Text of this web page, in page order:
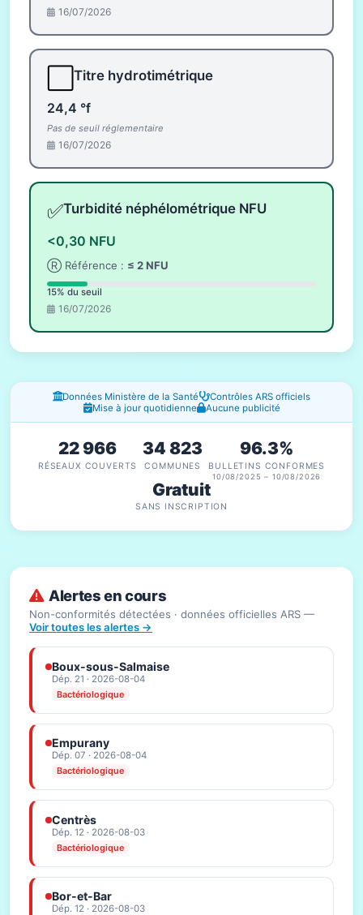
16/07/2026
Titre hydrotimétrique
24,4 °f
Pas de seuil réglementaire
16/07/2026
✅Turbidité néphélométrique NFU
<0,30 NFU
Ⓡ Référence : ≤ 2 NFU
15% du seuil
16/07/2026
Fenêtres d'information
Données Ministère de la Santé
Contrôles ARS officiels
Mise à jour quotidienne
Aucune publicité
22 966
RÉSEAUX COUVERTS
34 823
COMMUNES
96.3%
BULLETINS CONFORMES
10/08/2025 – 10/08/2026
Gratuit
SANS INSCRIPTION
Alertes en cours
Non-conformités détectées · données officielles ARS —
Voir toutes les alertes →
Boux-sous-Salmaise
Dép. 21 · 2026-08-04
Bactériologique
Empurany
Dép. 07 · 2026-08-04
Bactériologique
Centrès
Dép. 12 · 2026-08-03
Bactériologique
Bor-et-Bar
Dép. 12 · 2026-08-03